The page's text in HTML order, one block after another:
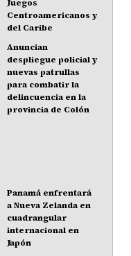
Juegos
Centroamericanos y
del Caribe
Anuncian
despliegue policial y
nuevas patrullas
para combatir la
delincuencia en la
provincia de Colón
Panamá enfrentará
a Nueva Zelanda en
cuadrangular
internacional en
Japón